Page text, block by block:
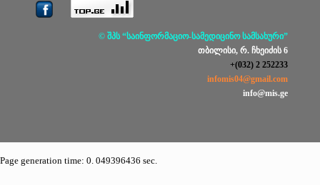
© შპს “საინფორმაციო-სამედიცინო სამსახური”
თბილისი, რ. ჩხეიძის 6
+(032) 2 252233
infomis04@gmail.com
info@mis.ge
Page generation time: 0. 049396436 sec.